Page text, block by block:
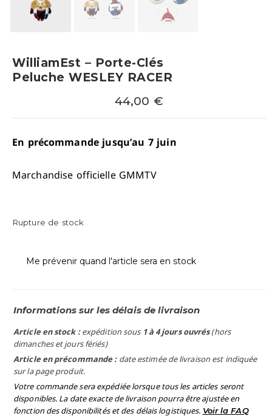
WilliamEst – Porte-Clés
Peluche WESLEY RACER
44,00 €
En précommande jusqu’au 7 juin
Marchandise officielle GMMTV
Rupture de stock
Me prévenir quand l'article sera en stock
Informations sur les délais de livraison
Article en stock :expédition sous 1 à 4 jours ouvrés(hors
dimanches et jours fériés)
Article en précommande : date estimée de livraison est indiquée
sur la page produit.
Votre commande sera expédiée lorsque tous les articles seront
disponibles. La date exacte de livraison pourra être ajustée en
fonction des disponibilités et des délais logistiques. Voir la FAQ